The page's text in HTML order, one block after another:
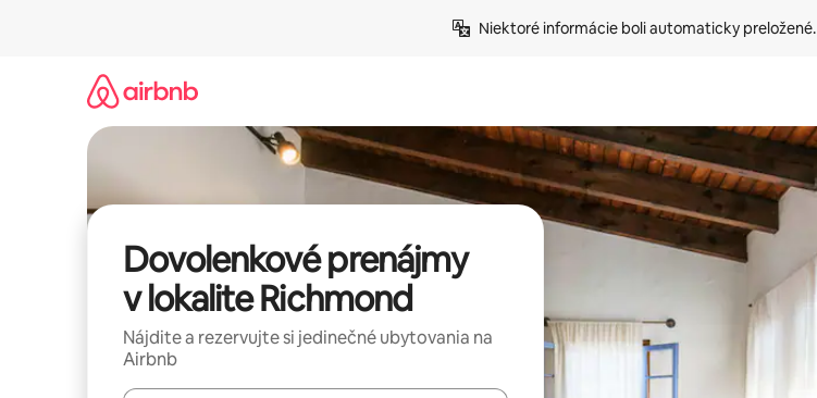
Niektoré informácie boli automaticky preložené.
Dovolenkové prenájmy
v lokalite Richmond
Nájdite a rezervujte si jedinečné ubytovania na
Airbnb